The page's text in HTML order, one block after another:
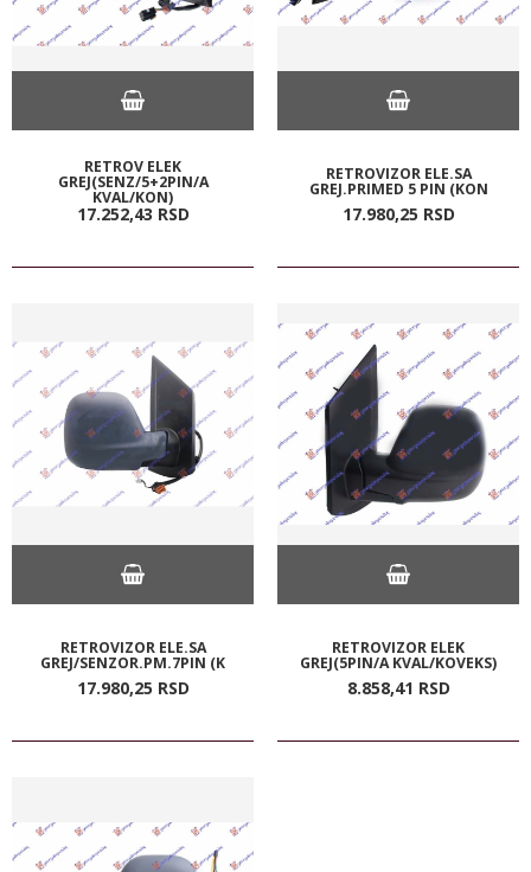
RETROV ELEK
GREJ(SENZ/5+2PIN/A
KVAL/KON)
17.252,43 RSD
RETROVIZOR ELE.SA
GREJ.PRIMED 5 PIN (KON
17.980,25 RSD
RETROVIZOR ELE.SA
GREJ/SENZOR.PM.7PIN (K
17.980,25 RSD
RETROVIZOR ELEK
GREJ(5PIN/A KVAL/KOVEKS)
8.858,41 RSD